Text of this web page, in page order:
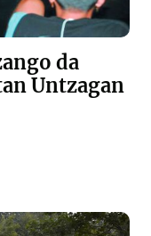
da
Untzagan